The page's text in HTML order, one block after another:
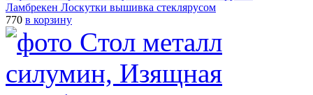
Ламбрекен Лоскутки вышивка стеклярусом
770 в корзину